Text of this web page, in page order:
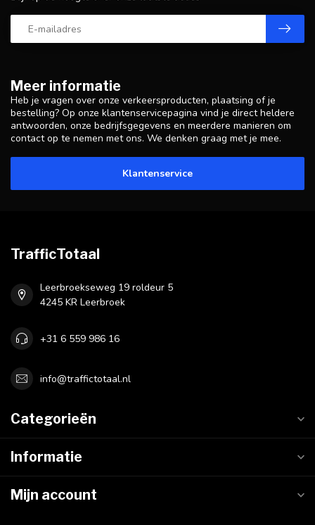
Meer informatie
Heb je vragen over onze verkeersproducten, plaatsing of je
bestelling? Op onze klantenservicepagina vind je direct heldere
antwoorden, onze bedrijfsgegevens en meerdere manieren om
contact op te nemen met ons. We denken graag met je mee.
Klantenservice
TrafficTotaal
Leerbroekseweg 19 roldeur 5
4245 KR Leerbroek
+31 6 559 986 16
info@traffictotaal.nl
Categorieën
Informatie
Mijn account